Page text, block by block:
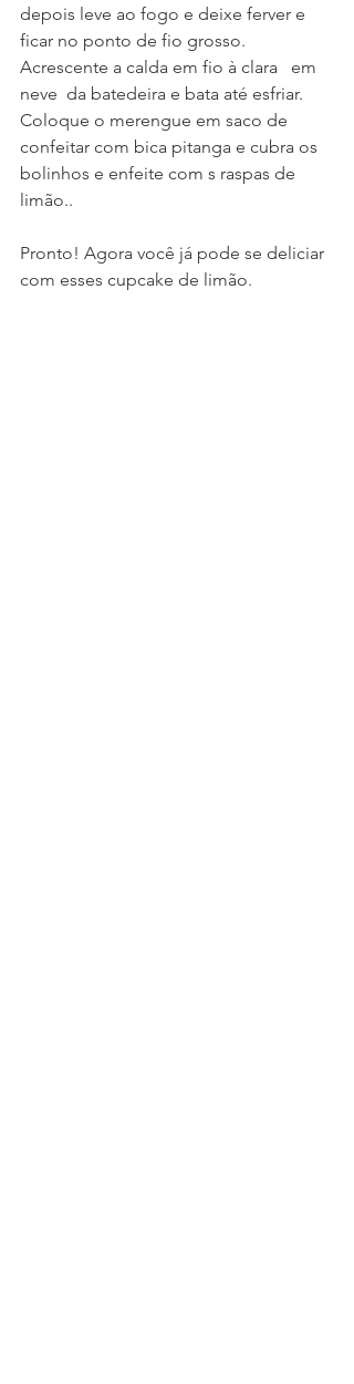
depois leve ao fogo e deixe ferver e
ficar no ponto de fio grosso.
Acrescente a calda em fio à clara   em
neve  da batedeira e bata até esfriar.
Coloque o merengue em saco de
confeitar com bica pitanga e cubra os
bolinhos e enfeite com s raspas de
limão..
Pronto! Agora você já pode se deliciar
com esses cupcake de limão.